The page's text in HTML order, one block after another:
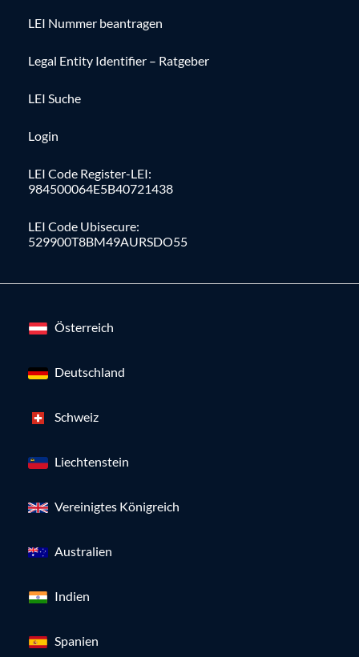
LEI Nummer beantragen
Legal Entity Identifier – Ratgeber
LEI Suche
Login
LEI Code Register-LEI:
984500064E5B40721438
LEI Code Ubisecure:
529900T8BM49AURSDO55
Österreich
Deutschland
Schweiz
Liechtenstein
Vereinigtes Königreich
Australien
Indien
Spanien